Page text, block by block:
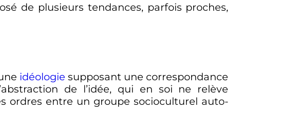
de plusieurs tendances, parfois proches,
idéologie supposant une correspondance
de l’idée, qui en soi ne relève
ordres entre un groupe socioculturel auto-